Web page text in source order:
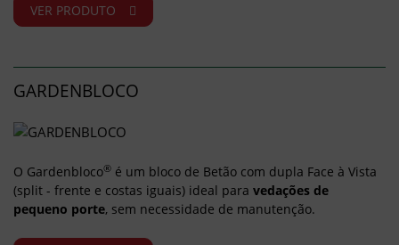
VER PRODUTO
GARDENBLOCO
O Gardenbloco® é um bloco de Betão com dupla Face à Vista
(split - frente e costas iguais) ideal para vedações de
pequeno porte, sem necessidade de manutenção.